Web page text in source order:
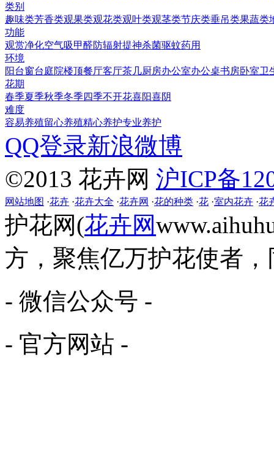
类别
趣味类芳香类观果类观花类观叶类观茎类节庆类垂吊类果蔬类
功能
观赏净化空气吸甲醛防辐射提神杀菌驱蚊药用
环境
阳台窗台庭院楼顶餐厅客厅茶几厨房办公室办公桌书房卧室卫
花期
春季夏季秋季冬季四季不开花喜阳喜阴
难度
容易养殖留心养殖精心养护专业养护
QQ登录新浪微博
©2013 花卉网 沪ICP备
网站地图 ·花卉 ·花卉大全 ·花卉网 ·花的种类 ·花 ·室内花卉 ·花
护花网(花卉网
方，聚焦亿万护花使者
- 微信公众号 -
- 官方网站 -